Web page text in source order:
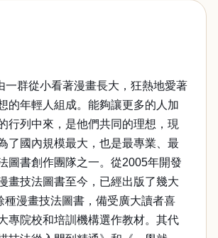
一群從小看著漫畫長大，狂熱地愛著
的年輕人組成。能夠讓更多的人加
行列中來，是他們共同的理想，現
了國內規模最大，也是最專業、最
圖書創作團隊之一。從2005年開發
畫技法圖書至今，已經出版了幾大
種漫畫技法圖書，備受廣大讀者喜
專院校和培訓機構選作教材。其代